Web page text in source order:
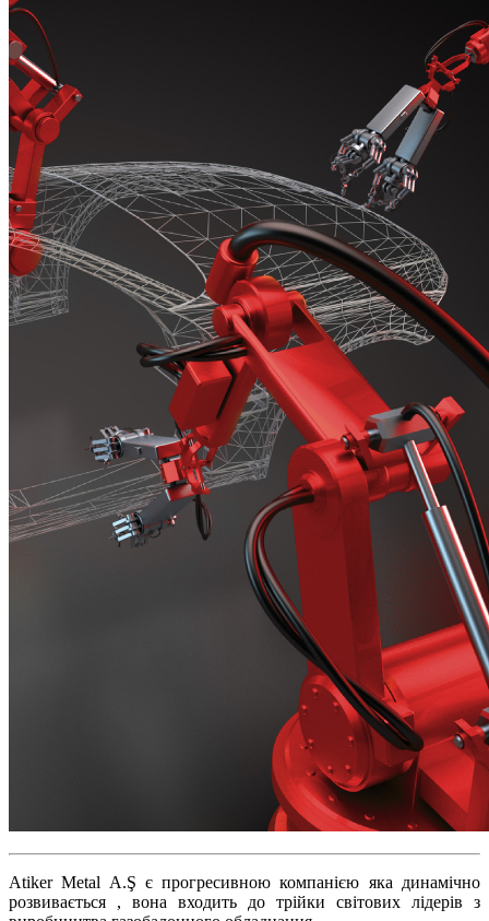
Atiker Metal A.Ş є прогресивною компанією яка динамічно
розвивається , вона входить до трійки світових лідерів з